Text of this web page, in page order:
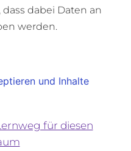
dabei Daten an
werden.
und Inhalte
für diesen